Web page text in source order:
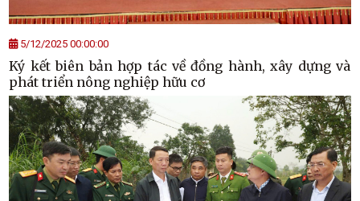
5/12/2025 00:00:00
Ký kết biên bản hợp tác về đồng hành, xây dựng và
phát triển nông nghiệp hữu cơ